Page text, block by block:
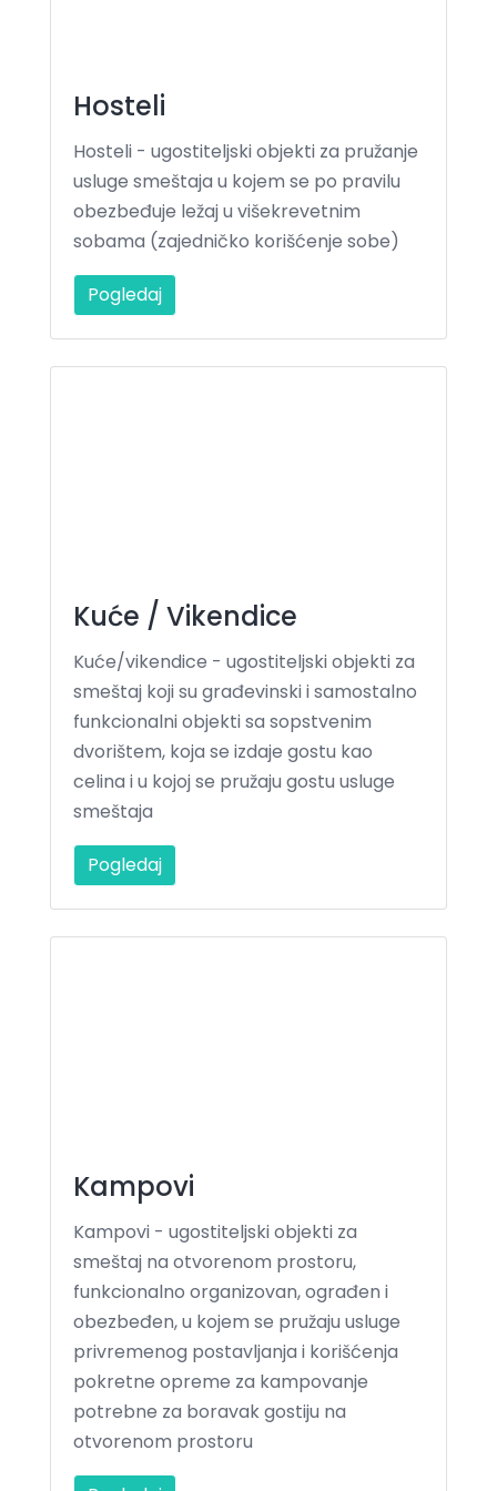
Hosteli
Hosteli - ugostiteljski objekti za pružanje
usluge smeštaja u kojem se po pravilu
obezbeđuje ležaj u višekrevetnim
sobama (zajedničko korišćenje sobe)
Pogledaj
Kuće / Vikendice
Kuće/vikendice - ugostiteljski objekti za
smeštaj koji su građevinski i samostalno
funkcionalni objekti sa sopstvenim
dvorištem, koja se izdaje gostu kao
celina i u kojoj se pružaju gostu usluge
smeštaja
Pogledaj
Kampovi
Kampovi - ugostiteljski objekti za
smeštaj na otvorenom prostoru,
funkcionalno organizovan, ograđen i
obezbeđen, u kojem se pružaju usluge
privremenog postavljanja i korišćenja
pokretne opreme za kampovanje
potrebne za boravak gostiju na
otvorenom prostoru